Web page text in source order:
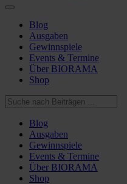
Blog
Ausgaben
Gewinnspiele
Events & Termine
Über BIORAMA
Shop
Blog
Ausgaben
Gewinnspiele
Events & Termine
Über BIORAMA
Shop